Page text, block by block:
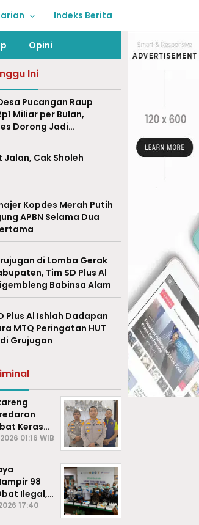
Indeks Berita
Opini
Ini
Pucangan Raup
Miliar per Bulan,
Dorong Jadi
Nasional
Jalan, Cak Sholeh
Kopdes Merah Putih
APBN Selama Dua
di Lomba Gerak
Tim SD Plus Al
Babinsa Alam
Plus Al Ishlah Dadapan
MTQ Peringatan HUT
di Grujugan
Keras
Pengedar
01:16 WIB
98
Ilegal,
17:40